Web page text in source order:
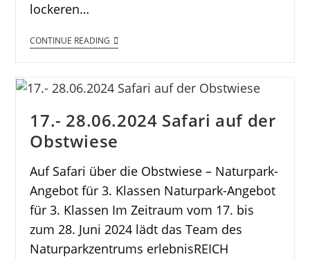
lockeren…
CONTINUE READING
17.- 28.06.2024 Safari auf der
Obstwiese
Auf Safari über die Obstwiese – Naturpark-
Angebot für 3. Klassen Naturpark-Angebot
für 3. Klassen Im Zeitraum vom 17. bis
zum 28. Juni 2024 lädt das Team des
Naturparkzentrums erlebnisREICH